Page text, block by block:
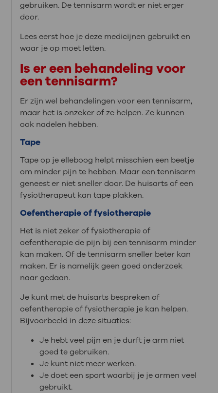
gebruiken. De tennisarm wordt er niet erger
door.
Lees eerst hoe je deze medicijnen gebruikt en
waar je op moet letten.
Is er een behandeling voor
een tennisarm?
Er zijn wel behandelingen voor een tennisarm,
maar het is onzeker of ze helpen. Ze kunnen
ook nadelen hebben.
Tape
Tape op je elleboog helpt misschien een beetje
om minder pijn te hebben. Maar een tennisarm
geneest er niet sneller door. De huisarts of een
fysiotherapeut kan tape plakken.
Oefentherapie of fysiotherapie
Het is niet zeker of fysiotherapie of
oefentherapie de pijn bij een tennisarm minder
kan maken. Of de tennisarm sneller beter kan
maken. Er is namelijk geen goed onderzoek
naar gedaan.
Je kunt met de huisarts bespreken of
oefentherapie of fysiotherapie je kan helpen.
Bijvoorbeeld in deze situaties:
Je hebt veel pijn en je durft je arm niet
goed te gebruiken.
Je kunt niet meer werken.
Je doet een sport waarbij je je armen veel
gebruikt.